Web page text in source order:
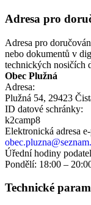
Adresa pro
Adresa pro
nebo dokumentů v
technických nosičích
Obec Plužná
Adresa:
Plužná 54, 29423
ID datové schránky:
k2camp8
Elektronická adresa
Úřední hodiny
Pondělí: 18:00 –
Technické